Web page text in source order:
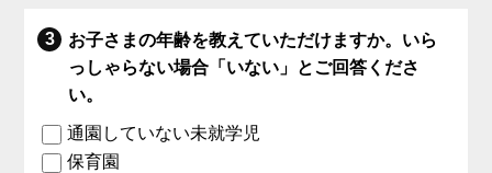
お子さまの年齢を教えていただけますか。いら
っしゃらない場合「いない」とご回答くださ
い。
通園していない未就学児
保育園